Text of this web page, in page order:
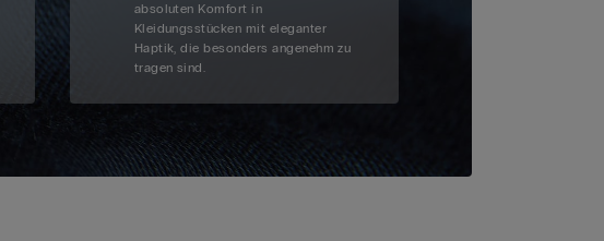
absoluten Komfort in
Kleidungsstücken mit eleganter
Haptik, die besonders angenehm zu
tragen sind.